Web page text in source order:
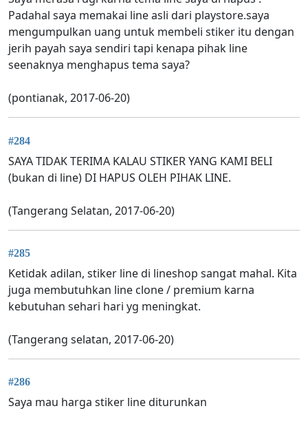
Padahal saya memakai line asli dari playstore.saya
mengumpulkan uang untuk membeli stiker itu dengan
jerih payah saya sendiri tapi kenapa pihak line
seenaknya menghapus tema saya?
(pontianak, 2017-06-20)
#284
SAYA TIDAK TERIMA KALAU STIKER YANG KAMI BELI
(bukan di line) DI HAPUS OLEH PIHAK LINE.
(Tangerang Selatan, 2017-06-20)
#285
Ketidak adilan, stiker line di lineshop sangat mahal. Kita
juga membutuhkan line clone / premium karna
kebutuhan sehari hari yg meningkat.
(Tangerang selatan, 2017-06-20)
#286
Saya mau harga stiker line diturunkan